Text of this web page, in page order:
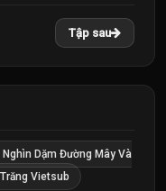
24
Tập
27
30
Tập
Tập sau
Nghìn Dặm Đường Mây Và
Vietsub